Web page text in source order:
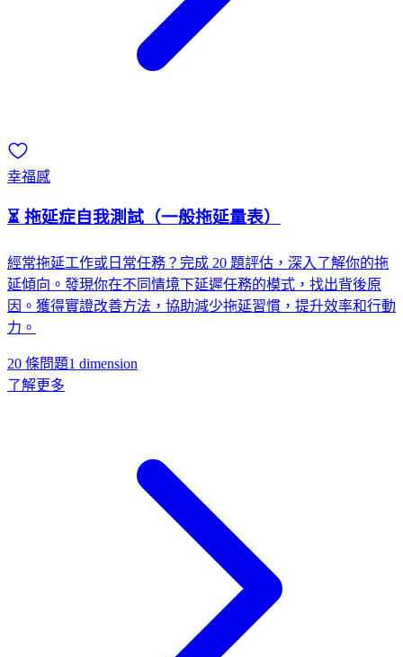
幸福感
⏳ 拖延症自我測試（一般拖延量表）
經常拖延工作或日常任務？完成 20 題評估，深入了解你的拖
延傾向。發現你在不同情境下延遲任務的模式，找出背後原
因。獲得實證改善方法，協助減少拖延習慣，提升效率和行動
力。
20 條問題1 dimension
了解更多